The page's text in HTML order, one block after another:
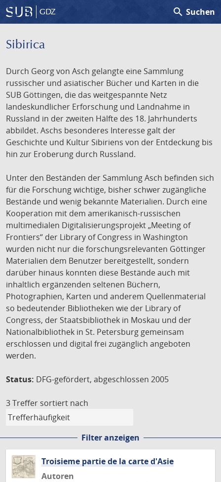
GDZ search Suchen
Sibirica
Durch Georg von Asch gelangte eine Sammlung
russischer und asiatischer Bücher und Karten in die
SUB Göttingen, die das weitgespannte Netz
landeskundlicher Erforschung und Landnahme in
Russland in der zweiten Hälfte des 18. Jahrhunderts
abbildet. Aschs besonderes Interesse galt der
Geschichte und Kultur Sibiriens von der Entdeckung bis
hin zur Eroberung durch Russland.
Unter den Beständen der Sammlung Asch befinden sich
für die Forschung wichtige, bisher schwer zugängliche
Bestände und wenig bekannte Materialien. Durch eine
Kooperation mit dem amerikanisch-russischen
multimedialen Digitalisierungsprojekt „Meeting of
Frontiers“ der Library of Congress in Washington
wurden nicht nur die forschungsrelevanten Göttinger
Materialien dem Benutzer bereitgestellt, sondern
darüber hinaus konnten diese Bestände auch mit
inhaltlich ergänzenden seltenen Büchern,
Photographien, Karten und anderem Quellenmaterial
so bedeutender Bibliotheken wie der Library of
Congress, der Staatsbibliothek in Moskau und der
Nationalbibliothek in St. Petersburg gemeinsam
erschlossen und digital frei zugänglich angeboten
werden.
Status: DFG-gefördert, abgeschlossen 2005
3 Treffer sortiert nach
Filter anzeigen
Troisieme partie de la carte d'Asie
Autoren